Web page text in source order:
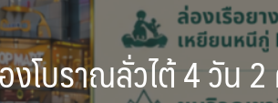
โบราณลั่วไต้ 4 วัน